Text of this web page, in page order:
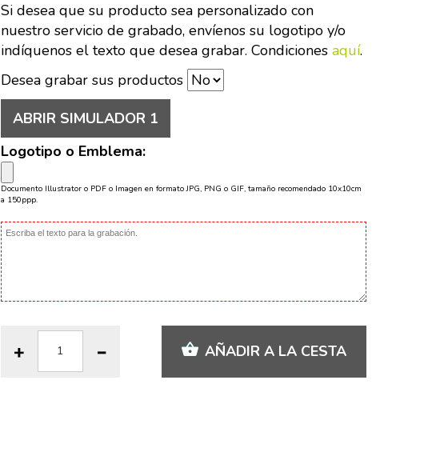
Si desea que su producto sea personalizado con
nuestro servicio de grabado, envíenos su logotipo y/o
indíquenos el texto que desea grabar. Condiciones aquí.
Desea grabar sus productos
ABRIR SIMULADOR 1
Logotipo o Emblema:
Documento Illustrator o PDF o Imagen en formato JPG, PNG o GIF, tamaño recomendado 10x10cm
a 150ppp.
AÑADIR A LA CESTA